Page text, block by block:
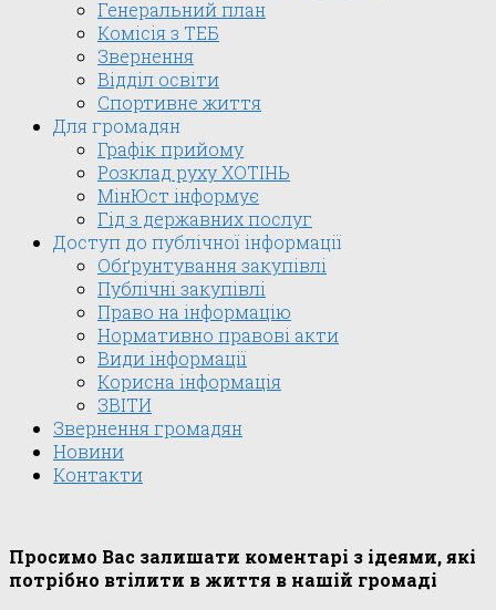
Генеральний план
Комісія з ТЕБ
Звернення
Відділ освіти
Спортивне життя
Для громадян
Графік прийому
Розклад руху ХОТІНЬ
МінЮст інформує
Гід з державних послуг
Доступ до публічної інформації
Обґрунтування закупівлі
Публічні закупівлі
Право на інформацію
Нормативно правові акти
Види інформації
Корисна інформація
ЗВІТИ
Звернення громадян
Новини
Контакти
Просимо Вас залишати коментарі з ідеями, які
потрібно втілити в життя в нашій громаді